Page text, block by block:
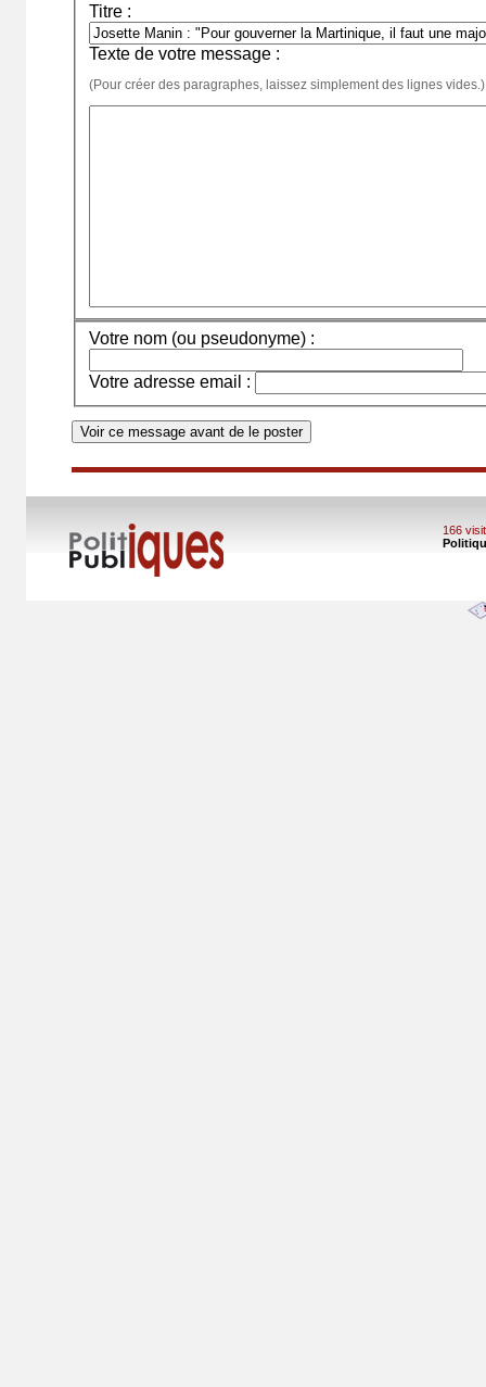
Titre :
Texte de votre message :
(Pour créer des paragraphes, laissez simplement des lignes vides.)
Votre nom (ou pseudonyme) :
Votre adresse email :
166